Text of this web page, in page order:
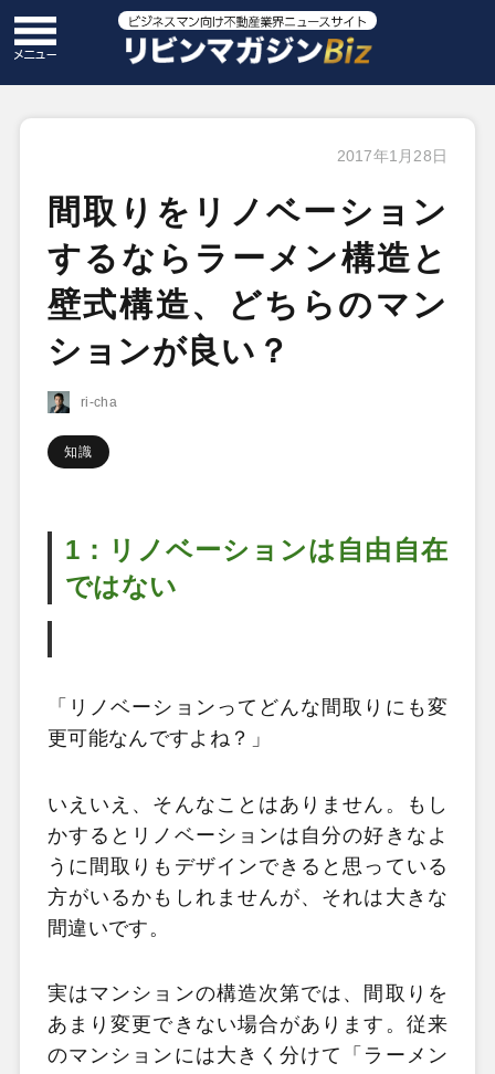
2017年1月28日
間取りをリノベーション
するならラーメン構造と
壁式構造、どちらのマン
ションが良い？
ri-cha
知識
1：リノベーションは自由自在
ではない
「リノベーションってどんな間取りにも変
更可能なんですよね？」
いえいえ、そんなことはありません。もし
かするとリノベーションは自分の好きなよ
うに間取りもデザインできると思っている
方がいるかもしれませんが、それは大きな
間違いです。
実はマンションの構造次第では、間取りを
あまり変更できない場合があります。 従来
のマンションには大きく分けて「ラーメン